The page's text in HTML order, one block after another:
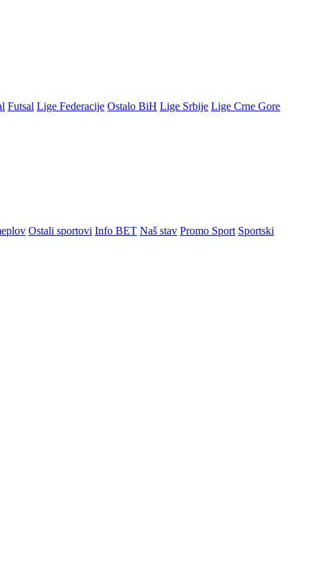
Futsal Lige Federacije Ostalo BiH Lige Srbije Lige Crne Gore
Ostali sportovi Info BET Naš stav Promo Sport Sportski